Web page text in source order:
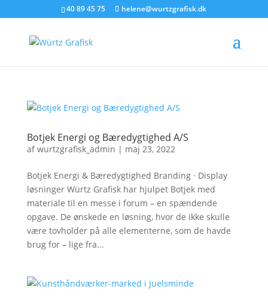
40 89 45 75 helene@wurtzgrafisk.dk
Botjek Energi og Bæredygtighed A/S
afwurtzgrafisk_admin | maj 23, 2022
Botjek Energi & Bæredygtighed Branding · Display
løsninger Würtz Grafisk har hjulpet Botjek med
materiale til en messe i forum – en spændende
opgave. De ønskede en løsning, hvor de ikke skulle
være tovholder på alle elementerne, som de havde
brug for – lige fra...